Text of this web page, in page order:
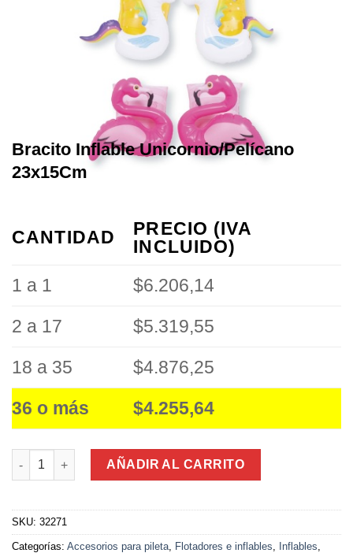
Bracito Inflable Unicornio/Pelícano
23x15Cm
CANTIDAD
PRECIO (IVA
INCLUIDO)
1 a 1
$6.206,14
2 a 17 $5.319,55
18 a 35 $4.876,25
36 o más $4.255,64
Bracito Inflable Unicornio/Pelícano 23x15Cm cantidad
AÑADIR AL CARRITO
SKU: 32271
Categorías: Accesorios para pileta Flotadores e inflables Inflables